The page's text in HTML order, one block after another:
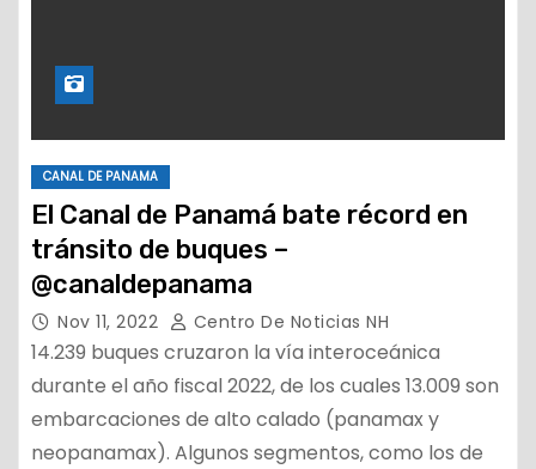
CANAL DE PANAMA
El Canal de Panamá bate récord en
tránsito de buques –
@canaldepanama
Nov 11, 2022 Centro De Noticias NH
14.239 buques cruzaron la vía interoceánica
durante el año fiscal 2022, de los cuales 13.009 son
embarcaciones de alto calado (panamax y
neopanamax). Algunos segmentos, como los de